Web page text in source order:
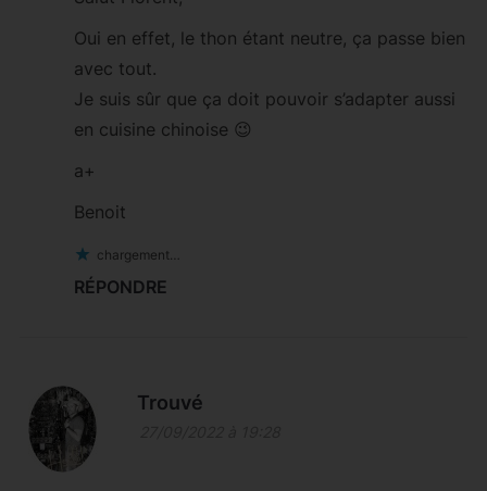
Oui en effet, le thon étant neutre, ça passe bien
avec tout.
Je suis sûr que ça doit pouvoir s’adapter aussi
en cuisine chinoise 😉
a+
Benoit
chargement…
RÉPONDRE
Trouvé